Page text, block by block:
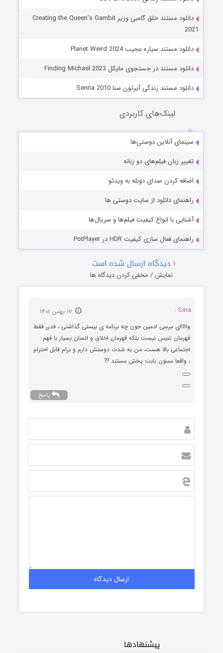
پیشنهادها
دانلود مستند خلق گامبی وزیر Creating the Queen’s Gambit
2021
دانلود مستند سیاره عجیب Planet Weird 2024
دانلود مستند در جستجوی مایکل Finding Michael 2023
دانلود مستند زندگی آیرتون سنا Senna 2010
لینک‌های کاربردی
سینمای آنلاین دوستی‌ها
تغییر زبان فیلم‌های دو زبانه
اضافه کردن صدای دوبله به ویدئو
راهنمای دانلود از سایت دوستی ها
آشنایی با انواع کیفیت فیلم‌ها و سریال‌ها
راهنمای فعال سازی کیفیت HDR در PotPlayer
۱ دیدگاه ارسال شده است
نمایش / مخفی کردن دیدگاه ها
Sara :
وااااای مرسی ادمین جون چه برنامه ی بیستی گذاشتی ، فدرر فقط
قهرمان تنیس نیست بلکه قهرمان اخلاق و انسان بسیار با فهم
اجتماعی بالا هست، من به شدت دوستش دارم و برام قابل احترام
، واقعا ممنون بابت پخش مستند ??
پاسخ